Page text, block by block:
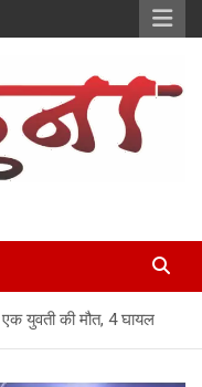
युवती की मौत, 4 घायल